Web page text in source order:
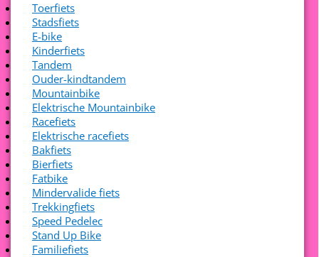
Toerfiets
Stadsfiets
E-bike
Kinderfiets
Tandem
Ouder-kindtandem
Mountainbike
Elektrische Mountainbike
Racefiets
Elektrische racefiets
Bakfiets
Bierfiets
Fatbike
Mindervalide fiets
Trekkingfiets
Speed Pedelec
Stand Up Bike
Familiefiets